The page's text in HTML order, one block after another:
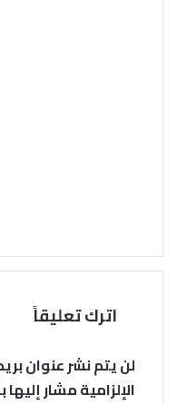
اترك تعليقاً
لن يتم نشر عنوان
الإلزامية مشار إليها